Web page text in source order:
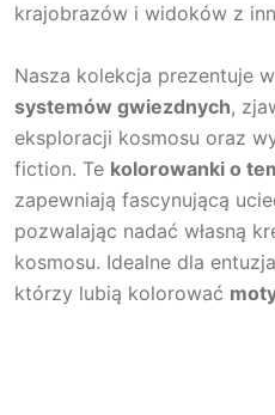
krajobrazów i widoków z
Nasza kolekcja prezentuje
systemów gwiezdnych,
eksploracji kosmosu oraz
fiction. Te kolorowanki o
zapewniają fascynującą
pozwalając nadać własną
kosmosu. Idealne dla
którzy lubią kolorować